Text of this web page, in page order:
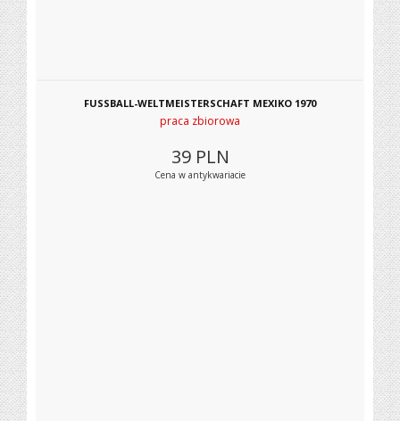
FUSSBALL-WELTMEISTERSCHAFT MEXIKO 1970
praca zbiorowa
39 PLN
Cena w antykwariacie